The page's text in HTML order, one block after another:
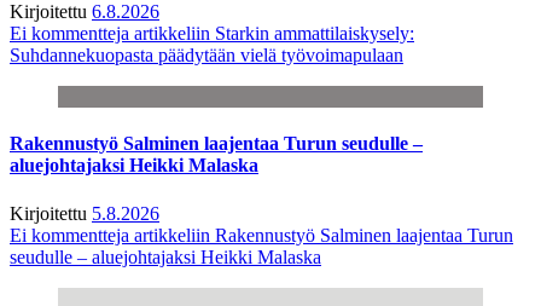
Kirjoitettu 6.8.2026
Ei kommentteja artikkeliin Starkin ammattilaiskysely:
Suhdannekuopasta päädytään vielä työvoimapulaan
Rakennustyö Salminen laajentaa Turun seudulle –
aluejohtajaksi Heikki Malaska
Kirjoitettu 5.8.2026
Ei kommentteja artikkeliin Rakennustyö Salminen laajentaa Turun
seudulle – aluejohtajaksi Heikki Malaska